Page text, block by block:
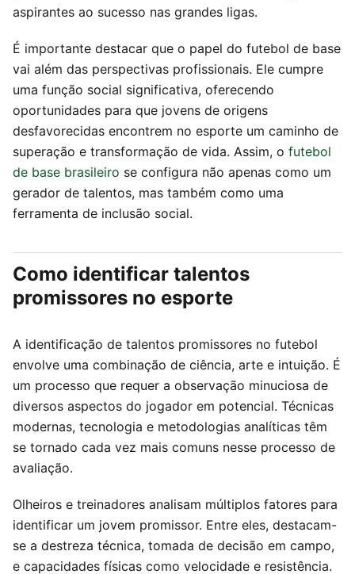
aspirantes ao sucesso nas grandes ligas.
É importante destacar que o papel do futebol de base
vai além das perspectivas profissionais. Ele cumpre
uma função social significativa, oferecendo
oportunidades para que jovens de origens
desfavorecidas encontrem no esporte um caminho de
superação e transformação de vida. Assim, o futebol
de base brasileiro se configura não apenas como um
gerador de talentos, mas também como uma
ferramenta de inclusão social.
Como identificar talentos
promissores no esporte
A identificação de talentos promissores no futebol
envolve uma combinação de ciência, arte e intuição. É
um processo que requer a observação minuciosa de
diversos aspectos do jogador em potencial. Técnicas
modernas, tecnologia e metodologias analíticas têm
se tornado cada vez mais comuns nesse processo de
avaliação.
Olheiros e treinadores analisam múltiplos fatores para
identificar um jovem promissor. Entre eles, destacam-
se a destreza técnica, tomada de decisão em campo,
e capacidades físicas como velocidade e resistência.